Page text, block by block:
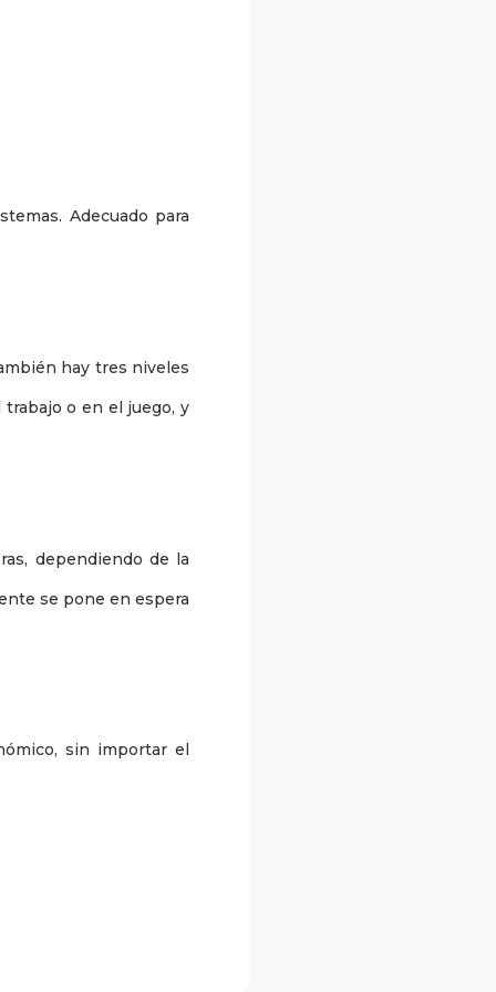
Adecuado para
hay tres niveles
o en el juego, y
dependiendo de la
se pone en espera
sin importar el